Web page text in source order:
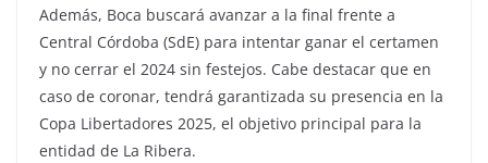
Además, Boca buscará avanzar a la final frente a
Central Córdoba (SdE) para intentar ganar el certamen
y no cerrar el 2024 sin festejos. Cabe destacar que en
caso de coronar, tendrá garantizada su presencia en la
Copa Libertadores 2025, el objetivo principal para la
entidad de La Ribera.